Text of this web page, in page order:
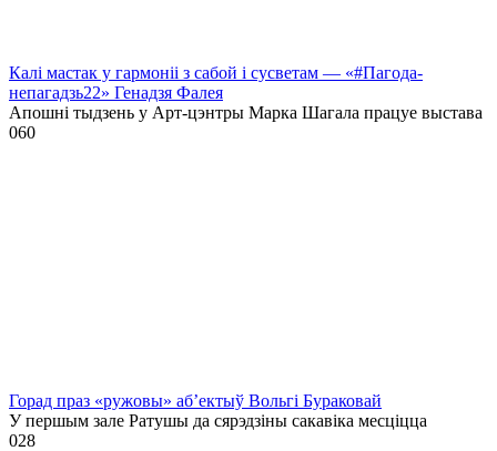
Калі мастак у гармоніі з сабой і сусветам — «#Пагода-
непагадзь22» Генадзя Фалея
Апошні тыдзень у Арт-цэнтры Марка Шагала працуе выстава
060
Горад праз «ружовы» аб’ектыў Вольгі Бураковай
У першым зале Ратушы да сярэдзіны сакавіка месціцца
028